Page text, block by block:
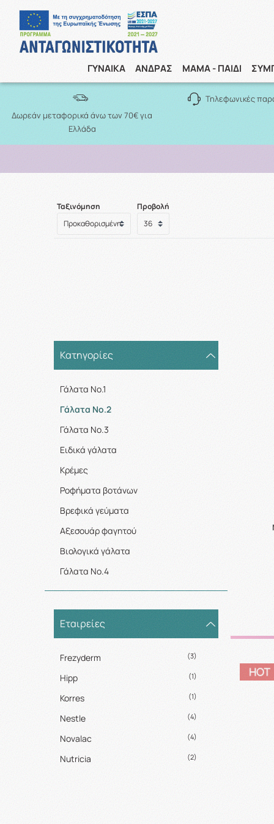
ΓΥΝΑΙΚΑ ΑΝΔΡΑΣ ΜΑΜΑ - ΠΑΙΔΙ
Δωρεάν μεταφορικά άνω των 70€ για
Ελλάδα
Τηλεφωνικές
Ταξινόμηση Προβολή
Κατηγορίες
Γάλατα No.1
Γάλατα Νο.2
Γάλατα Νο.3
Ειδικά γάλατα
Κρέμες
Ροφήματα βοτάνων
Βρεφικά γεύματα
Αξεσουάρ φαγητού
Βιολογικά γάλατα
Γάλατα Νο.4
Εταιρείες
Frezyderm (3)
Hipp (1)
Korres (1)
Nestle (4)
Novalac (4)
Nutricia (2)